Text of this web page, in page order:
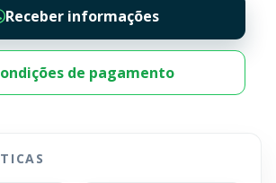
Receber informações
de pagamento